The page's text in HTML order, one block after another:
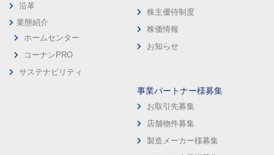
沿革
業態紹介
ホームセンター
コーナンPRO
サステナビリティ
株主優待制度
株価情報
お知らせ
事業パートナー様募集
お取引先募集
店舗物件募集
製造メーカー様募集